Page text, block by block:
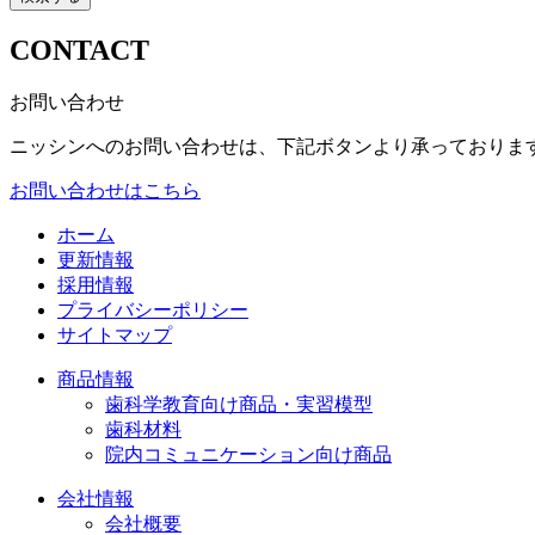
CONTACT
お問い合わせ
ニッシンへのお問い合わせは、下記ボタンより承っておりま
お問い合わせはこちら
ホーム
更新情報
採用情報
プライバシーポリシー
サイトマップ
商品情報
歯科学教育向け商品・実習模型
歯科材料
院内コミュニケーション向け商品
会社情報
会社概要